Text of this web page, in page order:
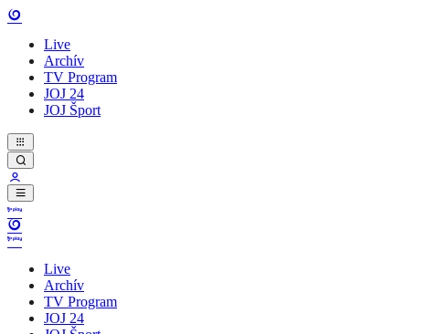
Live
Archív
TV Program
JOJ 24
JOJ Šport
Live
Archív
TV Program
JOJ 24